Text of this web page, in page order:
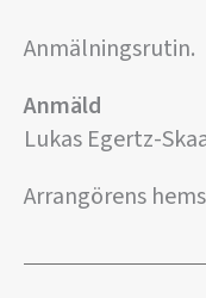
Anmälningsrutin.
Anmäld
Lukas Egertz-
Arrangörens